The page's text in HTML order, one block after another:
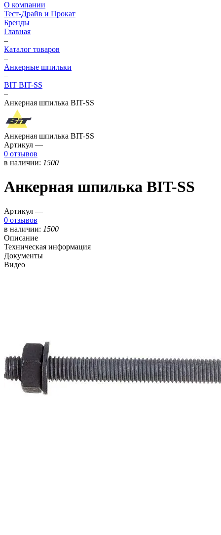
О компании
Тест-Драйв и Прокат
Бренды
Главная
–
Каталог товаров
–
Анкерные шпильки
–
BIT BIT-SS
–
Анкерная шпилька BIT-SS
Анкерная шпилька BIT-SS
Артикул —
0 отзывов
в наличии: 1500
Анкерная шпилька BIT-SS
Артикул —
0 отзывов
в наличии: 1500
Описание
Техническая информация
Документы
Видео